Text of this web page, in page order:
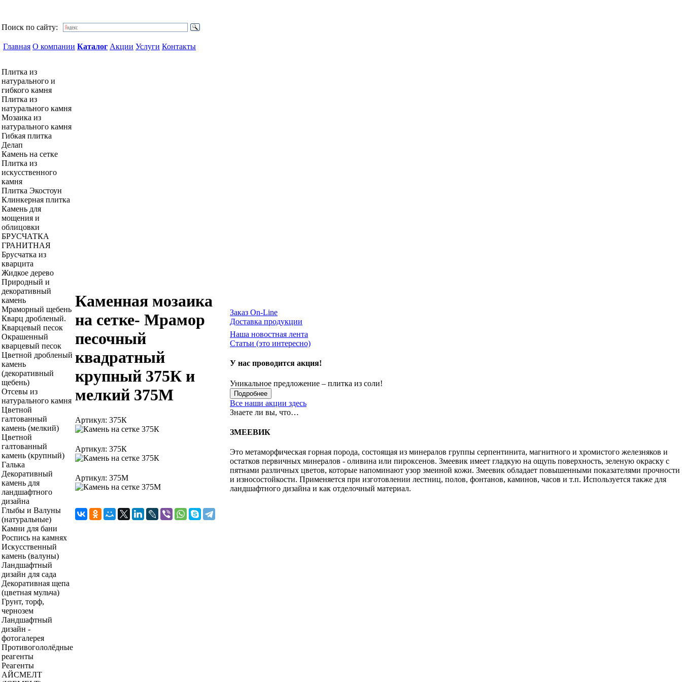
Поиск по сайту:
Главная О компании Каталог Акции Услуги Контакты
Плитка из
натурального и
гибкого камня
Плитка из
натурального камня
Мозаика из
натурального камня
Гибкая плитка
Делап
Камень на сетке
Плитка из
искусственного
камня
Плитка Экостоун
Клинкерная плитка
Камень для
мощения и
облицовки
БРУСЧАТКА
ГРАНИТНАЯ
Брусчатка из
кварцита
Жидкое дерево
Природный и
декоративный
камень
Мраморный щебень
Кварц дробленый.
Кварцевый песок
Окрашенный
кварцевый песок
Цветной дробленый
камень
(декоративный
щебень)
Отсевы из
натурального камня
Цветной
галтованный
камень (мелкий)
Цветной
галтованный
камень (крупный)
Галька
Декоративный
камень для
ландшафтного
дизайна
Глыбы и Валуны
(натуральные)
Камни для бани
Роспись на камнях
Искусственный
камень (валуны)
Ландшафтный
дизайн для сада
Декоративная щепа
(цветная мульча)
Грунт, торф,
чернозем
Ландшафтный
дизайн -
фотогалерея
Противогололёдные
реагенты
Реагенты
АЙСМЕЛТ
Каменная мозаика
на сетке- Мрамор
песочный
квадратный
крупный 375К и
мелкий 375М
Артикул: 375К
Артикул: 375К
Артикул: 375М
Заказ On-Line
Доставка продукции
Наша новостная лента
Статьи (это интересно)
У нас проводится акция!
Уникальное предложение – плитка из соли!
Подробнее
Все наши акции здесь
Знаете ли вы, что…
ЗМЕЕВИК
Это метаморфическая горная порода, состоящая из минералов группы серпентинита, магнитного и хромистого железняков и
остатков первичных минералов - оливина или пироксенов. Змеевик имеет гладкую на ощупь поверхность, зеленую окраску с
пятнами различных цветов, которые напоминают узор змеиной кожи. Змеевик обладает повышенными показателями прочности
и износостойкости. Применяется при изготовлении лестниц, полов, фонтанов, каминов, часов и т.п. Используется также для
ландшафтного дизайна и как отделочный материал.